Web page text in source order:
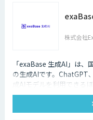
株式会社
「exaBase 生成AI」は
の生成AIです。ChatGPT
成AIモデルを利用できる
み・生成にも対応。高精
※出典：デロイト トーマ
AI導入ソリューションサ